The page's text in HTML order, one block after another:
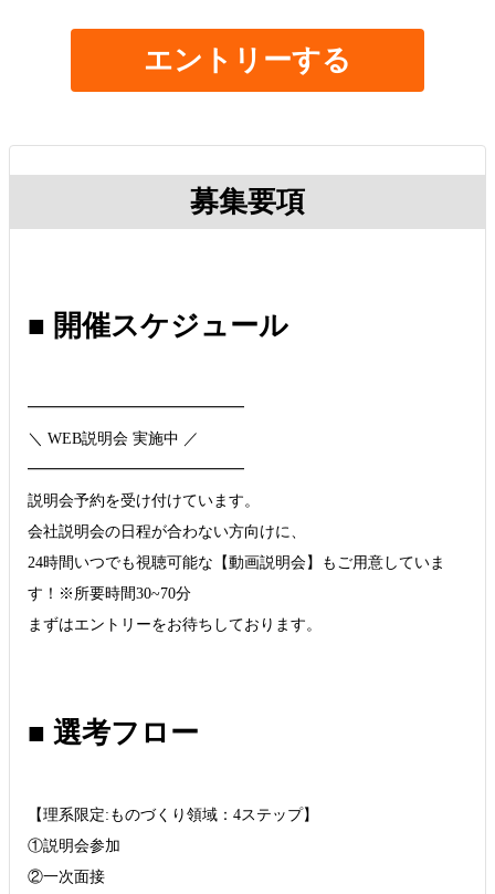
エントリーする
募集要項
■ 開催スケジュール
━━━━━━━━━━━━━━
＼ WEB説明会 実施中 ／
━━━━━━━━━━━━━━
説明会予約を受け付けています。
会社説明会の日程が合わない方向けに、
24時間いつでも視聴可能な【動画説明会】もご用意していま
す！※所要時間30~70分
まずはエントリーをお待ちしております。
■ 選考フロー
【理系限定:ものづくり領域：4ステップ】
①説明会参加
②一次面接